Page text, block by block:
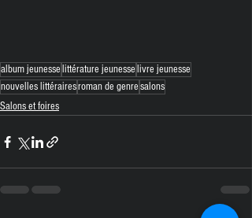
album jeunesselittérature jeunesselivre jeunesse
nouvelles littérairesroman de genresalons
Salons et foires